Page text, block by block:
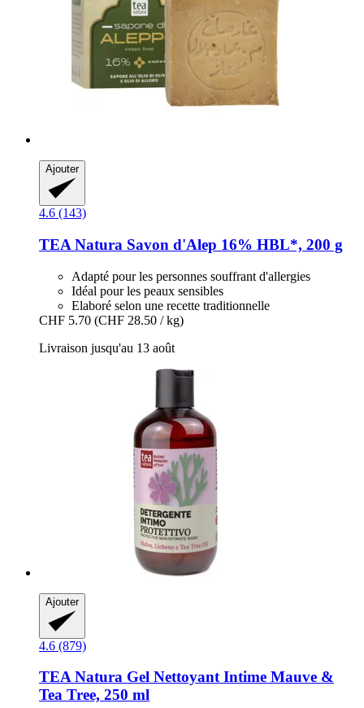
Ajouter
4.6 (143)
TEA Natura Savon d'Alep 16% HBL*, 200 g
Adapté pour les personnes souffrant d'allergies
Idéal pour les peaux sensibles
Elaboré selon une recette traditionnelle
CHF 5.70 (CHF 28.50 / kg)
Livraison jusqu'au 13 août
Ajouter
4.6 (879)
TEA Natura Gel Nettoyant Intime Mauve &
Tea Tree, 250 ml